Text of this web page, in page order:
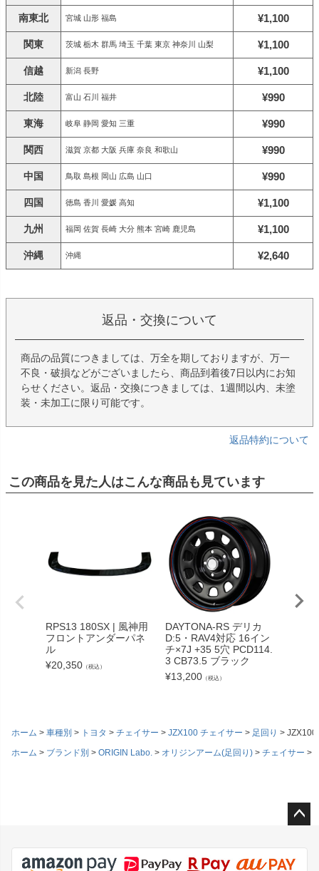
南東北 宮城 山形 福島 ¥1,100
関東 茨城 栃木 群馬 埼玉 千葉 東京 神奈川 山梨 ¥1,100
信越 新潟 長野 ¥1,100
北陸 富山 石川 福井 ¥990
東海 岐阜 静岡 愛知 三重 ¥990
関西 滋賀 京都 大阪 兵庫 奈良 和歌山 ¥990
中国 鳥取 島根 岡山 広島 山口 ¥990
四国 徳島 香川 愛媛 高知 ¥1,100
九州 福岡 佐賀 長崎 大分 熊本 宮崎 鹿児島 ¥1,100
沖縄 沖縄 ¥2,640
返品・交換について
商品の品質につきましては、万全を期しておりますが、万一
不良・破損などがございましたら、商品到着後7日以内にお知
らせください。返品・交換につきましては、1週間以内、未塗
装・未加工に限り可能です。
返品特約について
この商品を見た人はこんな商品も見ています
RPS13 180SX | 風神用
フロントアンダーパネ
ル
¥20,350 （税込）
DAYTONA-RS デリカ
D:5・RAV4対応 16イン
チ×7J +35 5穴 PCD114.
3 CB73.5 ブラック
¥13,200 （税込）
ホーム 車種別 トヨタ チェイサー JZX100 チェイサー 足回り
JZX100
ホーム
ブランド別 ORIGIN Labo. オリジンアーム(足回り) チェイサー
ジト
ップ